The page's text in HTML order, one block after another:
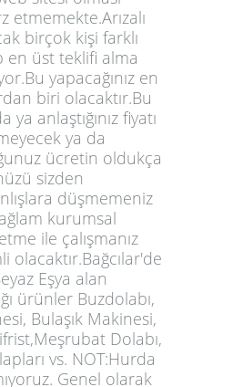
etmemekte.Arızalı
birçok kişi farklı
en üst teklifi alma
yapacağınız en
biri olacaktır.Bu
anlaştığınız fiyatı
ya da
ücretin oldukça
sizden
düşmemeniz
kurumsal
ile çalışmanız
olacaktır.Bağcılar'de
Eşya alan
ürünler Buzdolabı,
Bulaşık Makinesi,
Dolabı,
vs. NOT:Hurda
Genel olarak